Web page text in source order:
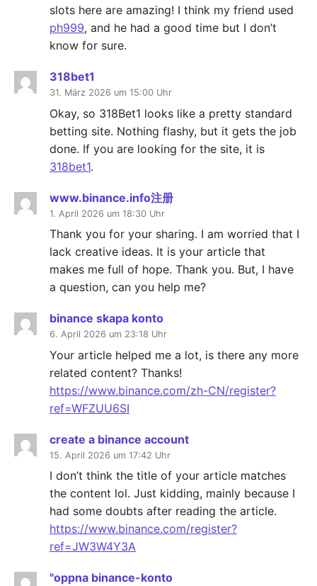
slots here are amazing! I think my friend used
ph999, and he had a good time but I don’t
know for sure.
318bet1
31. März 2026 um 15:00 Uhr
Okay, so 318Bet1 looks like a pretty standard
betting site. Nothing flashy, but it gets the job
done. If you are looking for the site, it is
318bet1.
www.binance.info注册
1. April 2026 um 18:30 Uhr
Thank you for your sharing. I am worried that I
lack creative ideas. It is your article that
makes me full of hope. Thank you. But, I have
a question, can you help me?
binance skapa konto
6. April 2026 um 23:18 Uhr
Your article helped me a lot, is there any more
related content? Thanks!
https://www.binance.com/zh-CN/register?
ref=WFZUU6SI
create a binance account
15. April 2026 um 17:42 Uhr
I don’t think the title of your article matches
the content lol. Just kidding, mainly because I
had some doubts after reading the article.
https://www.binance.com/register?
ref=JW3W4Y3A
"oppna binance-konto